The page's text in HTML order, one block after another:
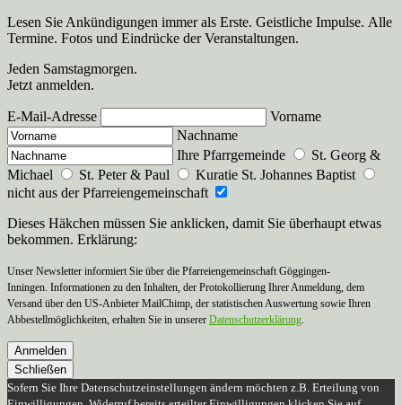
Lesen Sie Ankündigungen immer als Erste. Geistliche Impulse. Alle
Termine. Fotos und Eindrücke der Veranstaltungen.
Jeden Samstagmorgen.
Jetzt anmelden.
E-Mail-Adresse
Vorname
Nachname
Ihre Pfarrgemeinde
St. Georg &
Michael
St. Peter & Paul
Kuratie St. Johannes Baptist
nicht aus der Pfarreiengemeinschaft
Dieses Häkchen müssen Sie anklicken, damit Sie überhaupt etwas
bekommen. Erklärung:
Unser Newsletter informiert Sie über die Pfarreiengemeinschaft Göggingen-
Inningen. Informationen zu den Inhalten, der Protokollierung Ihrer Anmeldung, dem
Versand über den US-Anbieter MailChimp, der statistischen Auswertung sowie Ihren
Abbestellmöglichkeiten, erhalten Sie in unserer Datenschutzerklärung
Anmelden
Schließen
Sofern Sie Ihre Datenschutzeinstellungen ändern möchten z.B. Erteilung von